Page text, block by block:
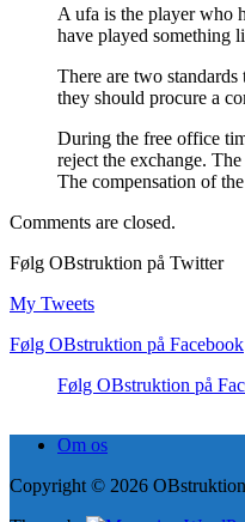
A ufa is the player who
have played something
There are two
they should procure a
During the free office
reject the exchange.
The compensation of
Comments are closed.
Følg OBstruktion på Twitter
My Tweets
Følg OBstruktion på Facebook
Følg OBstruktion på
Om os
Copyright © 2026